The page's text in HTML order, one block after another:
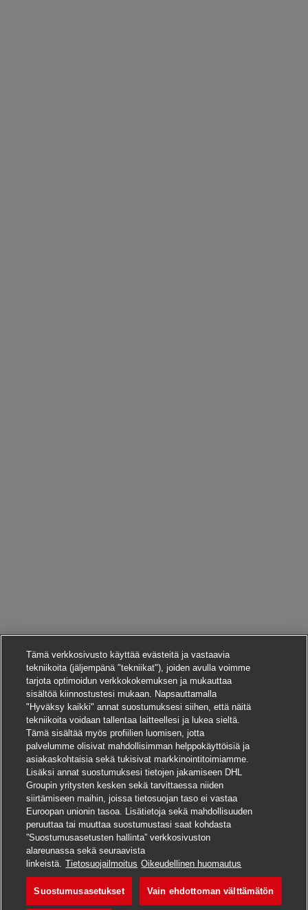
Hae tätä työpaikkaa
Tallenna työpaikka
Tämä verkkosivusto käyttää evästeitä ja vastaavia
tekniikoita (jäljempänä "tekniikat"), joiden avulla voimme
tarjota optimoidun verkkokokemuksen ja mukauttaa
sisältöä kiinnostustesi mukaan. Napsauttamalla
"Hyväksy kaikki" annat suostumuksesi siihen, että näitä
tekniikoita voidaan tallentaa laitteellesi ja lukea sieltä.
Tämä sisältää myös profiilien luomisen, jotta
palvelumme olisivat mahdollisimman helppokäyttöisiä ja
asiakaskohtaisia sekä tukisivat markkinointitoimiamme.
Lisäksi annat suostumuksesi tietojen jakamiseen DHL
Groupin yritysten kesken sekä tarvittaessa niiden
siirtämiseen maihin, joissa tietosuojan taso ei vastaa
Euroopan unionin tasoa. Lisätietoja sekä mahdollisuuden
peruuttaa tai muuttaa suostumustasi saat kohdasta
”Suostumusasetusten hallinta” verkkosivuston
alareunassa sekä seuraavista
linkeistä. Tietosuojailmoitus Oikeudellinen huomautus
Suostumusasetukset Vain ehdottoman välttämätön